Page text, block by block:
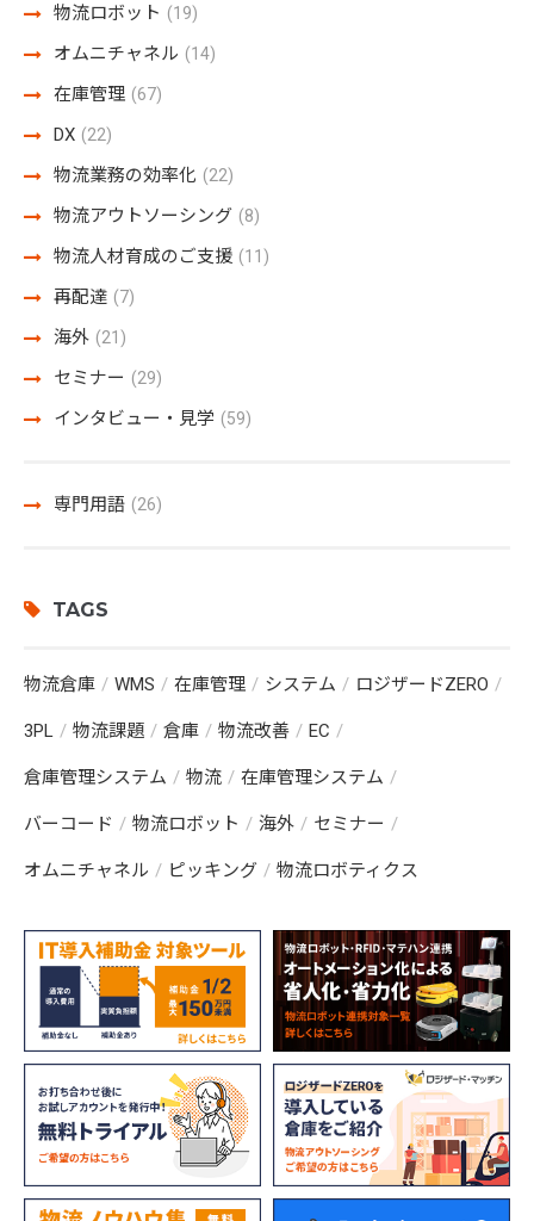
物流ロボット (19)
オムニチャネル (14)
在庫管理 (67)
DX (22)
物流業務の効率化 (22)
物流アウトソーシング (8)
物流人材育成のご支援 (11)
再配達 (7)
海外 (21)
セミナー (29)
インタビュー・見学 (59)
専門用語 (26)
TAGS
物流倉庫 WMS 在庫管理 システム ロジザードZERO
3PL 物流課題 倉庫 物流改善 EC
倉庫管理システム 物流 在庫管理システム
バーコード 物流ロボット 海外 セミナー
オムニチャネル ピッキング 物流ロボティクス